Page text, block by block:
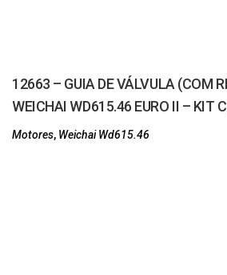
12663 – GUIA DE VÁLVULA (COM
WEICHAI WD615.46 EURO II – KIT
Motores, Weichai Wd615.46